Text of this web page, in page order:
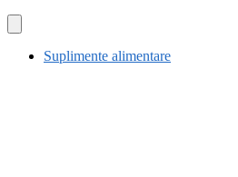
Suplimente alimentare